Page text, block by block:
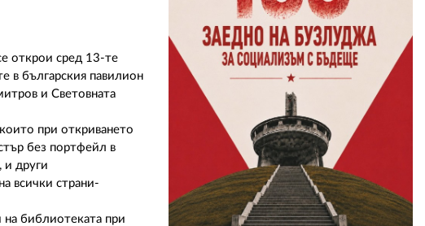
открои сред 13-те
в българския павилион
и Световната
при откриването
без портфейл в
и други
всички страни-
на библиотеката при
АВТОРИ
РЕДАКЦИЯ
РЕКЛАМА
АБОНАМЕНТ
УСЛОВИЯ ЗА ПОЛЗВАНЕ
ПОЛИТИКА ЗА БИСКВИТКИТЕ